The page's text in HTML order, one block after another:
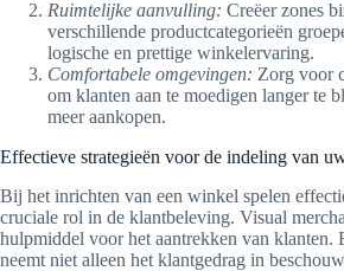
Ruimtelijke aanvulling: Creëer zones
verschillende productcategorieën
logische en prettige winkelervaring.
Comfortabele omgevingen: Zorg voor
om klanten aan te moedigen langer te
meer aankopen.
Effectieve strategieën voor de indeling van
Bij het inrichten van een winkel spelen
cruciale rol in de klantbeleving. Visual
hulpmiddel voor het aantrekken van klanten.
neemt niet alleen het klantgedrag in